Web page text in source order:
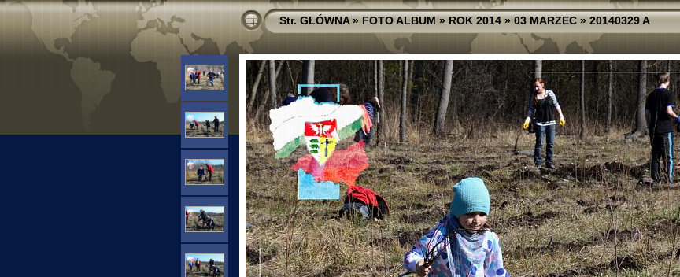
Str. GŁÓWNA»FOTO ALBUM»ROK 2014»03 MARZEC»20140329 A